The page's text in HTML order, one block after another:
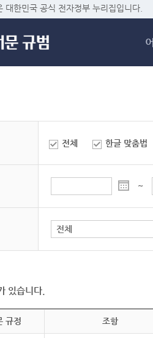
대한민국 공식 전자정부 누리집입니다.
전체 한글 맞춤법
~
있습니다.
규정 조항